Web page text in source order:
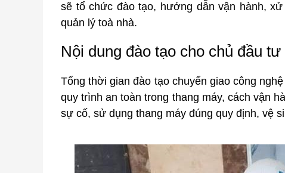
sẽ tổ chức đào tạo, hướng dẫn vận hành,
quản lý toà nhà.
Nội dung đào tạo cho chủ đầu
Tổng thời gian đào tạo chuyển giao công
quy trình an toàn trong thang máy, cách vận
sự cố, sử dụng thang máy đúng quy định, vệ